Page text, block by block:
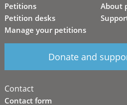
Petitions
Petition desks
Manage your petitions
About
Donate and
Contact
Contact form